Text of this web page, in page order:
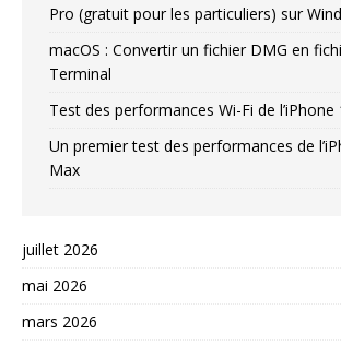
Pro (gratuit pour les particuliers) sur
macOS : Convertir un fichier DMG en
Terminal
Test des performances Wi-Fi de
Un premier test des performances de
Max
juillet 2026
mai 2026
mars 2026